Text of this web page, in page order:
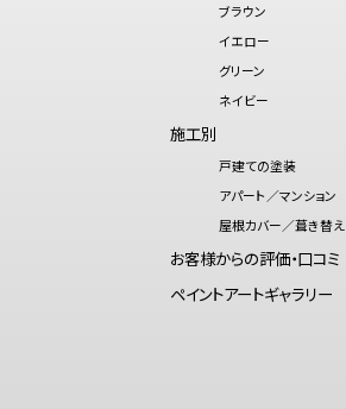
ブラウン
イエロー
グリーン
ネイビー
施工別
戸建ての塗装
アパート／マンション
屋根カバー／葺き替え
お客様からの評価・口コミ
ペイントアートギャラリー